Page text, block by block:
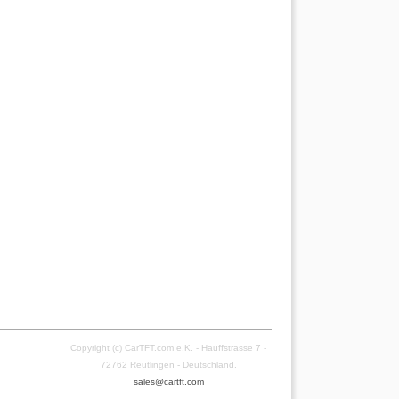
Copyright (c) CarTFT.com e.K. - Hauffstrasse 7 -
72762 Reutlingen - Deutschland.
sales@cartft.com